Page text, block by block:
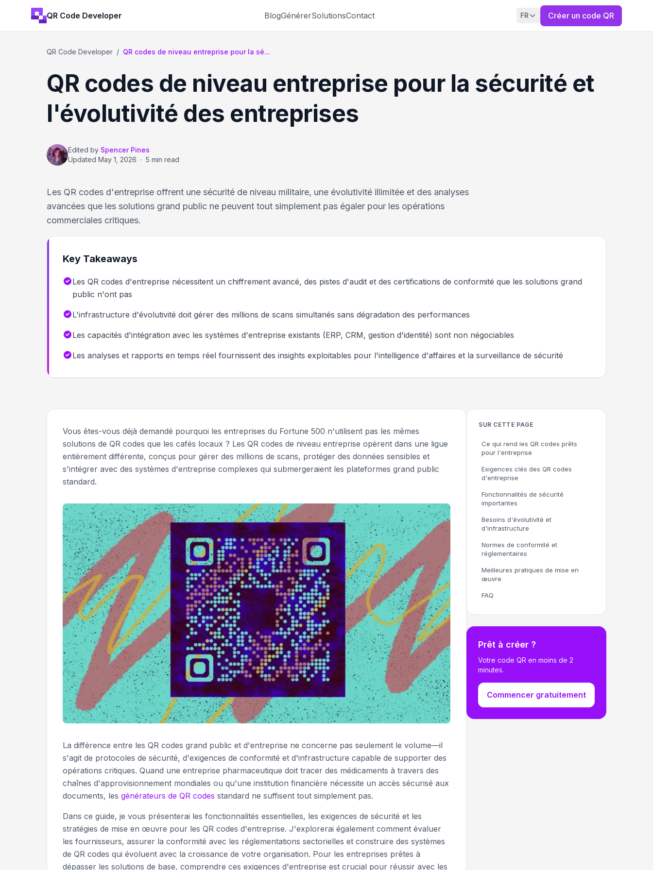
QR Code Developer BlogGénérerSolutionsContact FR Créer un code QR
QR Code Developer / QR codes de niveau entreprise pour la sé...
QR codes de niveau entreprise pour la sécurité et
l'évolutivité des entreprises
Edited by Spencer Pines
Updated May 1, 2026 · 5 min read
Les QR codes d'entreprise offrent une sécurité de niveau militaire, une évolutivité illimitée et des analyses
avancées que les solutions grand public ne peuvent tout simplement pas égaler pour les opérations
commerciales critiques.
Key Takeaways
Les QR codes d'entreprise nécessitent un chiffrement avancé, des pistes d'audit et des certifications de conformité que les solutions grand
public n'ont pas
L'infrastructure d'évolutivité doit gérer des millions de scans simultanés sans dégradation des performances
Les capacités d'intégration avec les systèmes d'entreprise existants (ERP, CRM, gestion d'identité) sont non négociables
Les analyses et rapports en temps réel fournissent des insights exploitables pour l'intelligence d'affaires et la surveillance de sécurité
Vous êtes-vous déjà demandé pourquoi les entreprises du Fortune 500 n'utilisent pas les mêmes
solutions de QR codes que les cafés locaux ? Les QR codes de niveau entreprise opèrent dans une ligue
entièrement différente, conçus pour gérer des millions de scans, protéger des données sensibles et
s'intégrer avec des systèmes d'entreprise complexes qui submergeraient les plateformes grand public
standard.
La différence entre les QR codes grand public et d'entreprise ne concerne pas seulement le volume—il
s'agit de protocoles de sécurité, d'exigences de conformité et d'infrastructure capable de supporter des
opérations critiques. Quand une entreprise pharmaceutique doit tracer des médicaments à travers des
chaînes d'approvisionnement mondiales ou qu'une institution financière nécessite un accès sécurisé aux
documents, les générateurs de QR codes standard ne suffisent tout simplement pas.
Dans ce guide, je vous présenterai les fonctionnalités essentielles, les exigences de sécurité et les
stratégies de mise en œuvre pour les QR codes d'entreprise. J'explorerai également comment évaluer
les fournisseurs, assurer la conformité avec les réglementations sectorielles et construire des systèmes
de QR codes qui évoluent avec la croissance de votre organisation. Pour les entreprises prêtes à
dépasser les solutions de base, comprendre ces exigences d'entreprise est crucial pour réussir avec les
SUR CETTE PAGE
Ce qui rend les QR codes prêts
pour l'entreprise
Exigences clés des QR codes
d'entreprise
Fonctionnalités de sécurité
importantes
Besoins d'évolutivité et
d'infrastructure
Normes de conformité et
réglementaires
Meilleures pratiques de mise en
œuvre
FAQ
Prêt à créer ?
Votre code QR en moins de 2
minutes.
Commencer gratuitement